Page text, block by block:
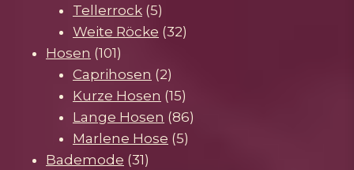
Tellerrock 55
Produkte
Weite Röcke 3232
Hosen 101101
Produkte
Caprihosen 22
Produkte
Kurze Hosen 1515
Produkte
Lange Hosen 8686
Marlene Hose 55
Bademode 3131